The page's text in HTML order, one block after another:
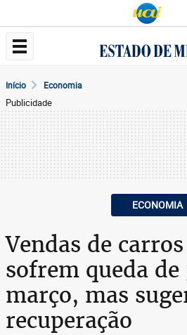
Início Economia
Publicidade
ECONOMIA
Vendas de
sofrem queda
março, mas
recuperação